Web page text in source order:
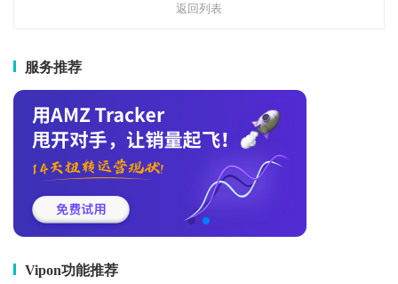
返回列表
服务推荐
Vipon功能推荐